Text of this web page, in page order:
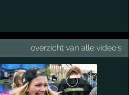
overzicht van alle video's